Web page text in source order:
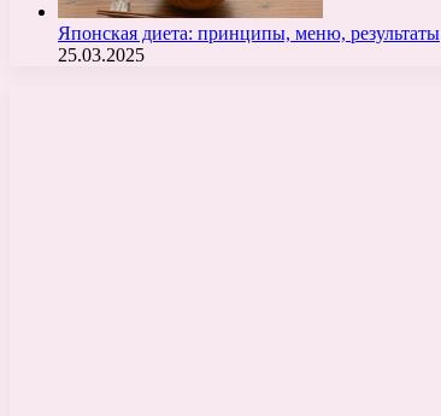
Японская диета: принципы, меню, результаты
25.03.2025